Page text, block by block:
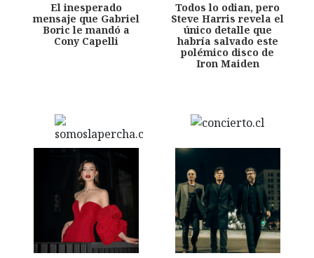
El inesperado
mensaje que Gabriel
Boric le mandó a
Cony Capelli
Todos lo odian, pero
Steve Harris revela el
único detalle que
habría salvado este
polémico disco de
Iron Maiden